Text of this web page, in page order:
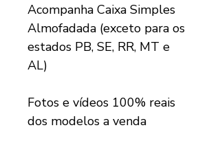
Acompanha Caixa Simples
Almofadada (exceto para os
estados PB, SE, RR, MT e
AL)
Fotos e vídeos 100% reais
dos modelos a venda